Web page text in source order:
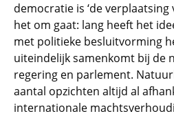
democratie is ‘de verplaatsing
het om gaat: lang heeft het
met politieke besluitvorming
uiteindelijk samenkomt bij de
regering en parlement.
aantal opzichten altijd al
internationale